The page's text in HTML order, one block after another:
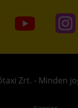
Zrt. - Minden